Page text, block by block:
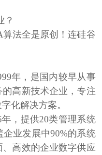
？
法全是原创！连硅谷
年，是国内较早从事
高新技术企业，专注
化解决方案。
，提供20类管理系统
业发展中90%的系统
高效的企业数字供应